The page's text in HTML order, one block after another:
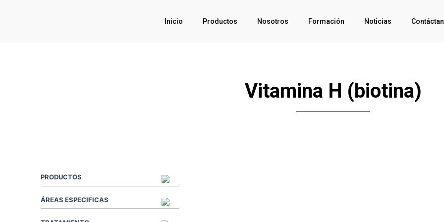
Inicio Productos Nosotros Formación Noticias
Vitamina H (biotina)
PRODUCTOS
ÁREAS ESPECIFICAS